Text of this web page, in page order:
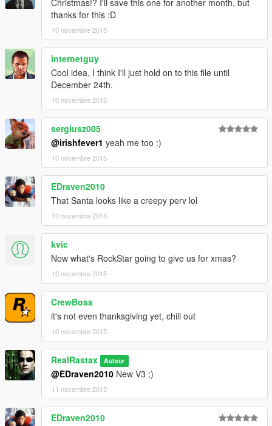
Christmas!? I'll save this one for another month, but
thanks for this :D
10 novembre 2015
internetguy
Cool idea, I think I'll just hold on to this file until
December 24th.
10 novembre 2015
sergiusz005
@irishfever1 yeah me too :)
10 novembre 2015
EDraven2010
That Santa looks like a creepy perv lol
10 novembre 2015
kvic
Now what's RockStar going to give us for xmas?
10 novembre 2015
CrewBoss
it's not even thanksgiving yet, chill out
10 novembre 2015
RealRastax Auteur
@EDraven2010 New V3 ;)
11 novembre 2015
EDraven2010